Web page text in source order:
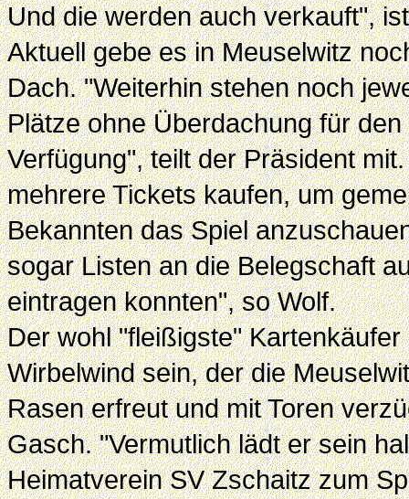
Und die werden auch verkauft",
Aktuell gebe es in Meuselwitz
Dach. "Weiterhin stehen noch
Plätze ohne Überdachung für
Verfügung", teilt der Präsident
mehrere Tickets kaufen, um
Bekannten das Spiel
sogar Listen an die Belegschaft
eintragen konnten", so Wolf.
Der wohl "fleißigste"
Wirbelwind sein, der die
Rasen erfreut und mit Toren
Gasch. "Vermutlich lädt er sein
Heimatverein SV Zschaitz zum